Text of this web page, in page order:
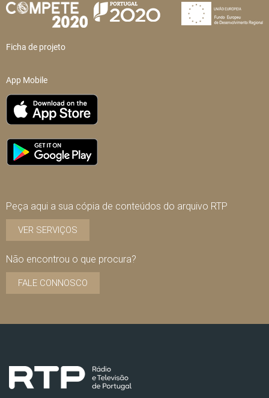
Ficha de projeto
App Mobile
Peça aqui a sua cópia de conteúdos do arquivo RTP
VER SERVIÇOS
Não encontrou o que procura?
FALE CONNOSCO